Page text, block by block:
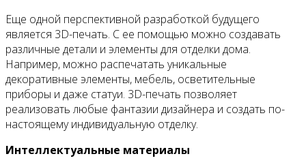
Еще одной перспективной разработкой будущего
является 3D-печать. С ее помощью можно создавать
различные детали и элементы для отделки дома.
Например, можно распечатать уникальные
декоративные элементы, мебель, осветительные
приборы и даже статуи. 3D-печать позволяет
реализовать любые фантазии дизайнера и создать по-
настоящему индивидуальную отделку.
Интеллектуальные материалы